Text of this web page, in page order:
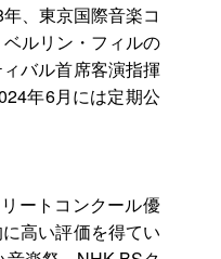
、東京国際音楽コ
ルリン・フィルの
バル首席客演指揮
年6月には定期公
ートコンクール優
高い評価を得てい